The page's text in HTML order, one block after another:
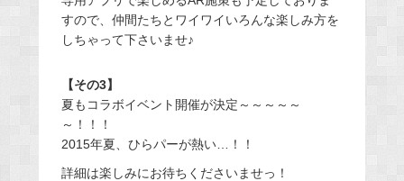
すので、仲間たちとワイワイいろんな楽しみ方を
しちゃって下さいませ♪
【その3】
夏もコラボイベント開催が決定～～～～～
～！！！
2015年夏、ひらパーが熱い…！！
詳細は楽しみにお待ちくださいませっ！